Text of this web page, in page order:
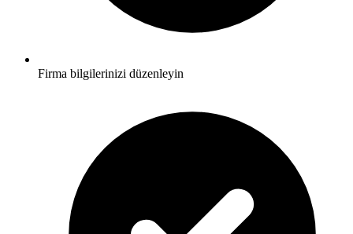
Firma bilgilerinizi düzenleyin